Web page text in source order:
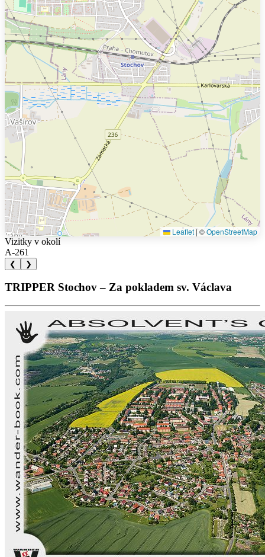
Leaflet | ©OpenStreetMap
Vizitky v okolí
A-261
❮ ❯
TRIPPER Stochov – Za pokladem sv. Václava